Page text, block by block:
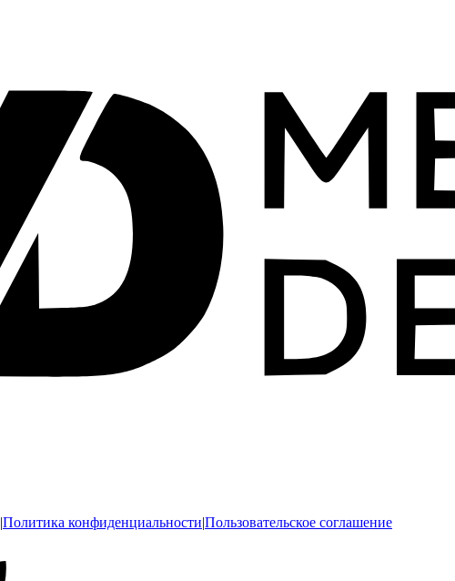
|Политика конфиденциальности|Пользовательское соглашение